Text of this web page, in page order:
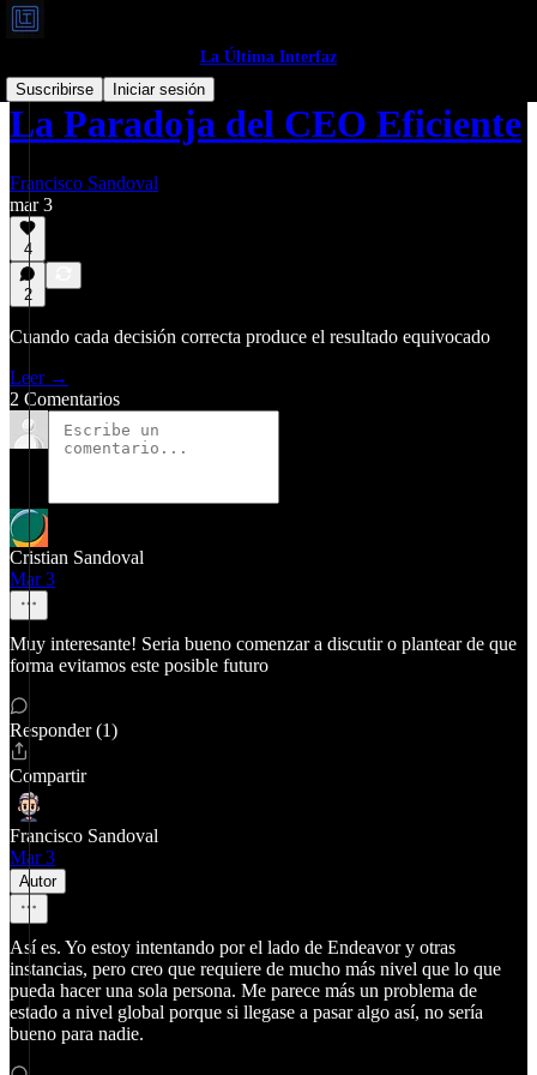
La Última Interfaz
Suscribirse
Iniciar sesión
La Paradoja del CEO Eficiente
Francisco Sandoval
mar 3
4
2
Cuando cada decisión correcta produce el resultado equivocado
Leer →
2 Comentarios
Cristian Sandoval
Mar 3
Muy interesante! Seria bueno comenzar a discutir o plantear de que
forma evitamos este posible futuro
Responder (1)
Compartir
Francisco Sandoval
Mar 3
Autor
Así es. Yo estoy intentando por el lado de Endeavor y otras
instancias, pero creo que requiere de mucho más nivel que lo que
pueda hacer una sola persona. Me parece más un problema de
estado a nivel global porque si llegase a pasar algo así, no sería
bueno para nadie.